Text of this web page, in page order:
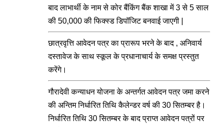
बाद लाभार्थी के नाम से कोर बैंकिंग बैंक शाखा में 3 से 5 साल
की 50,000 की फिक्स्ड डिपॉजिट बनवाई जाएगी |
छात्रवृत्ति आवेदन पत्र का प्रारूप भरने के बाद , अनिवार्य
दस्तावेज के साथ स्कूल के प्रधानाचार्य के समक्ष प्रस्तुत
करेंगे।
गौरादेवी कन्याधन योजना के अन्तर्गत आवेदन पत्र जमा करने
की अन्तिम निर्धारित तिथि कैलेन्डर वर्ष की 30 सितम्बर है।
निर्धारित तिथि 30 सितम्बर के बाद प्राप्त आवेदन पत्रों पर